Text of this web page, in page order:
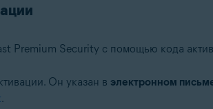
Premium Security с помощью кода
Он указан в электронном
.